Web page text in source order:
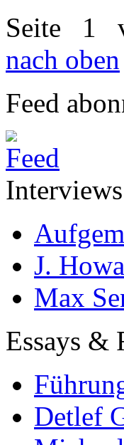
Seite 1
nach oben
Feed
Interviews
J.
Max
Essays &
Detlef